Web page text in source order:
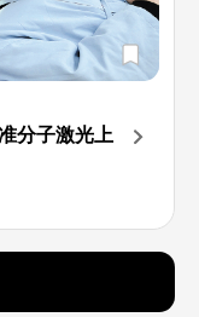
分子激光上